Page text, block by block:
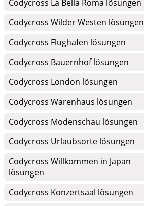
Codycross La Bella Roma lösungen
Codycross Wilder Westen lösungen
Codycross Flughafen lösungen
Codycross Bauernhof lösungen
Codycross London lösungen
Codycross Warenhaus lösungen
Codycross Modenschau lösungen
Codycross Urlaubsorte lösungen
Codycross Willkommen in Japan
lösungen
Codycross Konzertsaal lösungen